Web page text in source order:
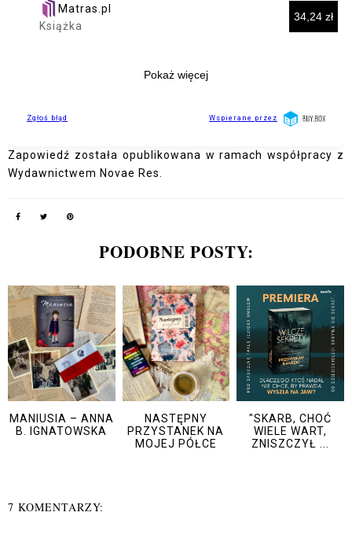
Zapowiedź została opublikowana w ramach współpracy z
Wydawnictwem Novae Res.
PODOBNE POSTY:
MANIUSIA – ANNA
B. IGNATOWSKA
NASTĘPNY
PRZYSTANEK NA
MOJEJ PÓŁCE
"SKARB, CHOĆ
WIELE WART,
ZNISZCZYŁ ...
7 KOMENTARZY: